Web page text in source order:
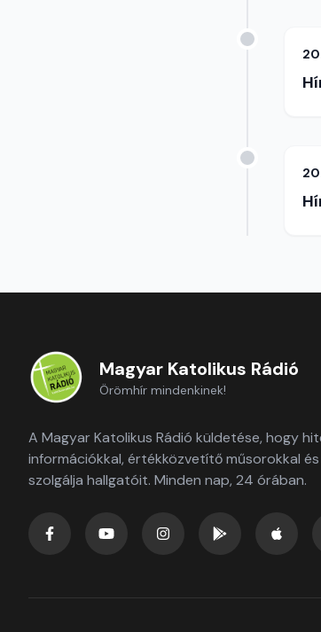
Magyar Katolikus Rádió
Örömhír mindenkinek!
A Magyar Katolikus Rádió küldetése, hogy
információkkal, értékközvetítő műsorokkal
szolgálja hallgatóit. Minden nap, 24 órában.